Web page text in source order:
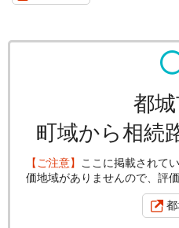
都
町域から相続
【ご注意】 ここに掲載されて
価地域がありませんので、評